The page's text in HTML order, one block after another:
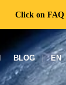
Click on FAQ
BLOG | EN